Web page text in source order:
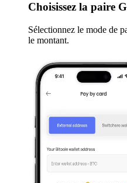
Choisissez la paire
Sélectionnez le mode de
le montant.